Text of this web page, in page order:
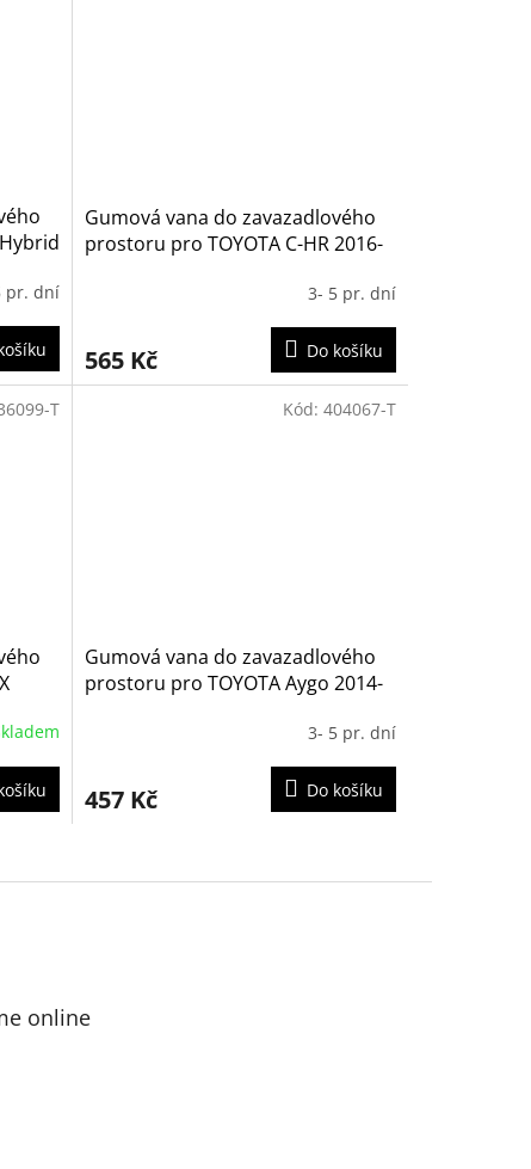
pr. dní
Gumová vana do zavazadlového
prostoru pro TOYOTA C-HR 2016-
3- 5 pr. dní
565 Kč Do košíku
T
Gumová vana do zavazadlového
prostoru pro TOYOTA Aygo 2014-
3- 5 pr. dní
457 Kč Do košíku
Kód: 404067-T
online